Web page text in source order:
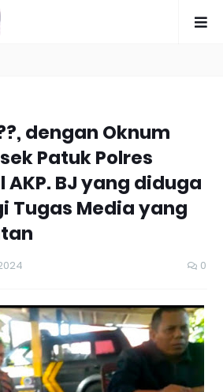
dengan Oknum
Patuk Polres
AKP. BJ yang diduga
Tugas Media yang
0